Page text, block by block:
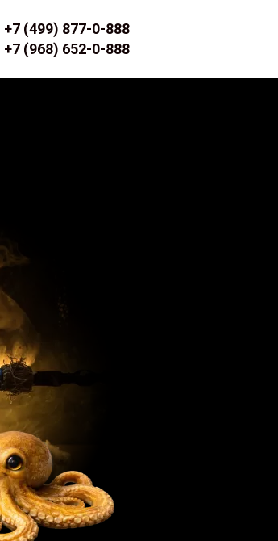
+7 (499) 877-0-888
+7 (968) 652-0-888